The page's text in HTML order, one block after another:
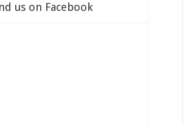
us on Facebook